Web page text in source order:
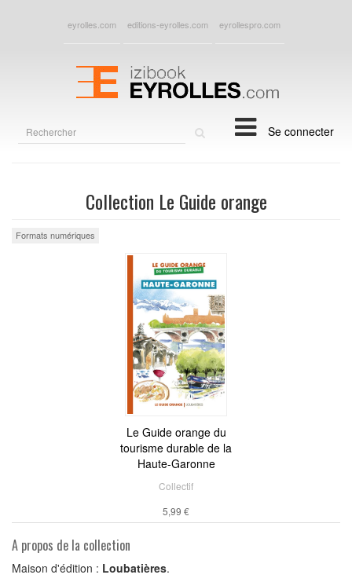
eyrolles.com editions-eyrolles.com eyrollespro.com
Se connecter
Collection Le Guide orange
Formats numériques
Le Guide orange du
tourisme durable de la
Haute-Garonne
Collectif
5,99 €
A propos de la collection
Maison d'édition : Loubatières.